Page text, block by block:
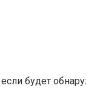
будет